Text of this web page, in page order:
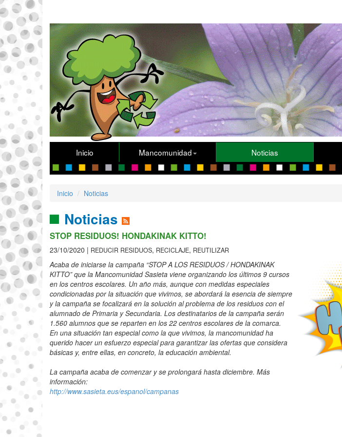
Inicio Mancomunidad Noticias
Inicio Noticias
Noticias
STOP RESIDUOS! HONDAKINAK KITTO!
23/10/2020 | REDUCIR RESIDUOS, RECICLAJE, REUTILIZAR
Acaba de iniciarse la campaña “STOP A LOS RESIDUOS / HONDAKINAK
KITTO” que la Mancomunidad Sasieta viene organizando los últimos 9 cursos
en los centros escolares. Un año más, aunque con medidas especiales
condicionadas por la situación que vivimos, se abordará la esencia de siempre
y la campaña se focalizará en la solución al problema de los residuos con el
alumnado de Primaria y Secundaria. Los destinatarios de la campaña serán
1.560 alumnos que se reparten en los 22 centros escolares de la comarca.
En una situación tan especial como la que vivimos, la mancomunidad ha
querido hacer un esfuerzo especial para garantizar las ofertas que considera
básicas y, entre ellas, en concreto, la educación ambiental.
La campaña acaba de comenzar y se prolongará hasta diciembre. Más
información:
http://www.sasieta.eus/espanol/campanas